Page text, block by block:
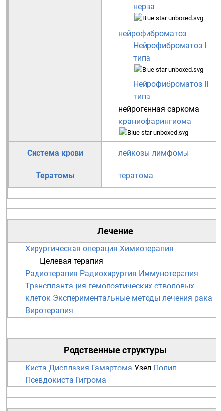
нерва
нейрофиброматоз
Нейрофиброматоз I
типа
Нейрофиброматоз II
типа
нейрогенная саркома
краниофарингиома
Система крови лейкозы лимфомы
Тератомы тератома
Лечение
Хирургическая операция Химиотерапия
Целевая терапия
Радиотерапия Радиохирургия Иммунотерапия
Трансплантация гемопоэтических стволовых
клеток Экспериментальные методы лечения рака
Виротерапия
Родственные структуры
Киста Дисплазия Гамартома Узел Полип
Псевдокиста Гигрома